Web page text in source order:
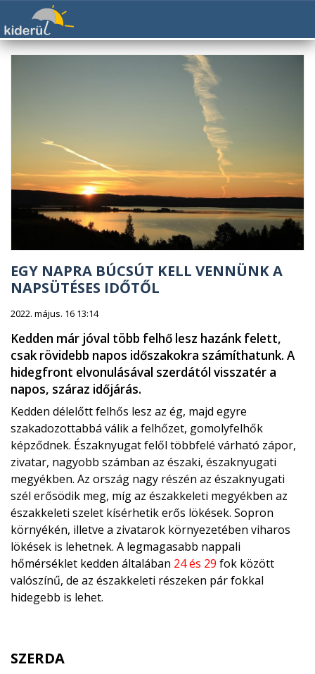
EGY NAPRA BÚCSÚT KELL VENNÜNK A
NAPSÜTÉSES IDŐTŐL
2022. május. 16 13:14
Kedden már jóval több felhő lesz hazánk felett,
csak rövidebb napos időszakokra számíthatunk. A
hidegfront elvonulásával szerdától visszatér a
napos, száraz időjárás.
Kedden délelőtt felhős lesz az ég, majd egyre
szakadozottabbá válik a felhőzet, gomolyfelhők
képződnek. Északnyugat felől többfelé várható zápor,
zivatar, nagyobb számban az északi, északnyugati
megyékben. Az ország nagy részén az északnyugati
szél erősödik meg, míg az északkeleti megyékben az
északkeleti szelet kísérhetik erős lökések. Sopron
környékén, illetve a zivatarok környezetében viharos
lökések is lehetnek. A legmagasabb nappali
hőmérséklet kedden általában 24 és 29 fok között
valószínű, de az északkeleti részeken pár fokkal
hidegebb is lehet.
SZERDA